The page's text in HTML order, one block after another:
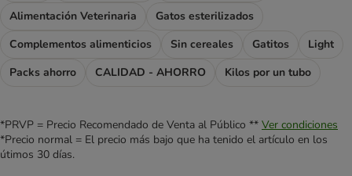
Alimentación Veterinaria
Gatos esterilizados
Complementos alimenticios
Sin cereales Gatitos
Light
Packs ahorro
CALIDAD - AHORRO Kilos por un tubo
*PRVP = Precio Recomendado de Venta al Público ** Ver condiciones
*Precio normal = El precio más bajo que ha tenido el artículo en los
útimos 30 días.